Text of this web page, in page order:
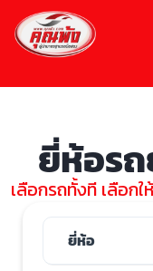
ยี่ห้อร
เลือกรถทั้งที เลือก